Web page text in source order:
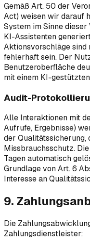
Gemäß Art. 50 der
Act) weisen wir darauf
System im Sinne
KI-Assistenten
Aktionsvorschläge sind
fehlerhaft sein. Der
Benutzeroberfläche
mit einem KI-
Audit-
Alle Interaktionen mit
Aufrufe, Ergebnisse)
der Qualitätssicherung,
Missbrauchsschutz.
Tagen automatisch
Grundlage von Art. 6
Interesse an
9.
Die
Zahlungsdienstleister: